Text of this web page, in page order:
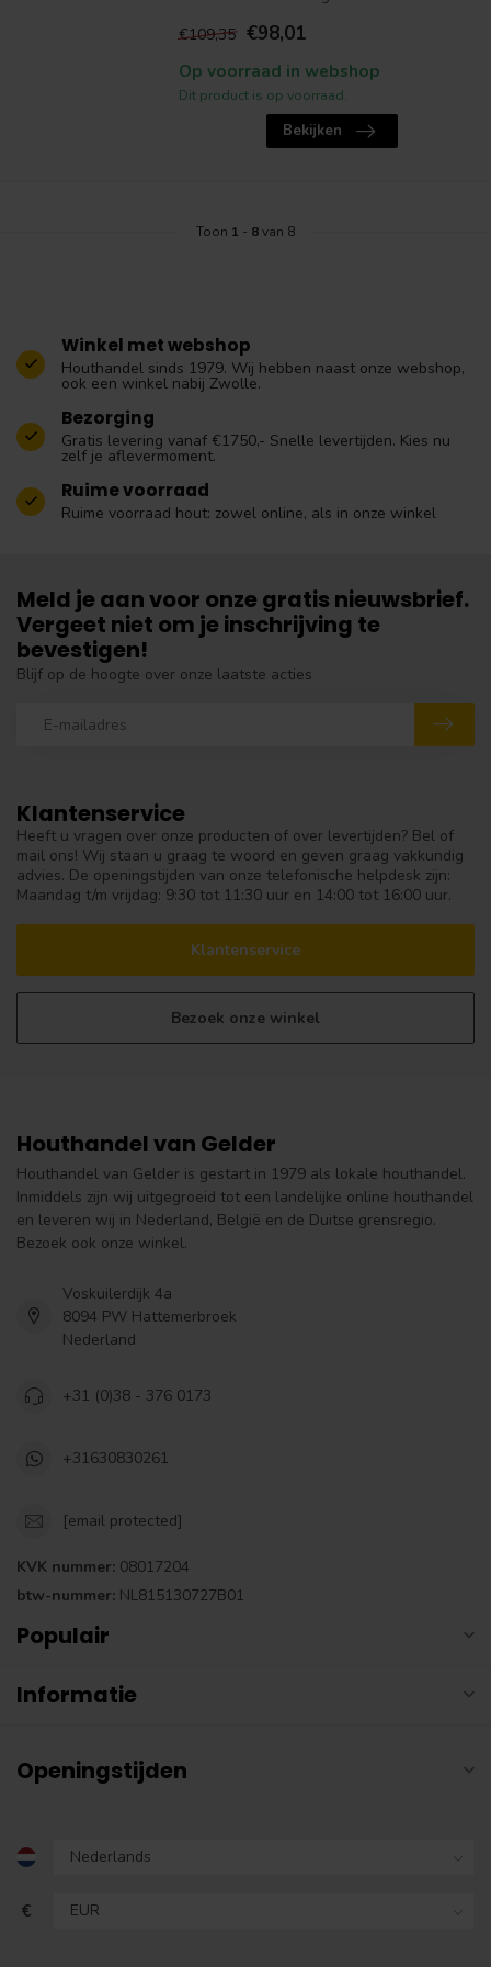
€109,35 €98,01
Op voorraad in webshop
Dit product is op voorraad.
Bekijken
Toon 1 - 8van 8
Winkel met webshop
Houthandel sinds 1979. Wij hebben naast onze webshop,
ook een winkel nabij Zwolle.
Bezorging
Gratis levering vanaf €1750,- Snelle levertijden. Kies nu
zelf je aflevermoment.
Ruime voorraad
Ruime voorraad hout: zowel online, als in onze winkel
Klantenservice
Heeft u vragen over onze producten of over levertijden? Bel of
mail ons! Wij staan u graag te woord en geven graag vakkundig
advies. De openingstijden van onze telefonische helpdesk zijn:
Maandag t/m vrijdag: 9:30 tot 11:30 uur en 14:00 tot 16:00 uur.
Klantenservice
Bezoek onze winkel
Meld je aan voor onze gratis nieuwsbrief.
Vergeet niet om je inschrijving te
bevestigen!
Blijf op de hoogte over onze laatste acties
Houthandel van Gelder
Houthandel van Gelder is gestart in 1979 als lokale houthandel.
Inmiddels zijn wij uitgegroeid tot een landelijke online houthandel
en leveren wij in Nederland, België en de Duitse grensregio.
Bezoek ook onze winkel.
Voskuilerdijk 4a
8094 PW Hattemerbroek
Nederland
+31 (0)38 - 376 0173
+31630830261
[email protected]
KVK nummer: 08017204
btw-nummer: NL815130727B01
Populair
Informatie
Openingstijden
€